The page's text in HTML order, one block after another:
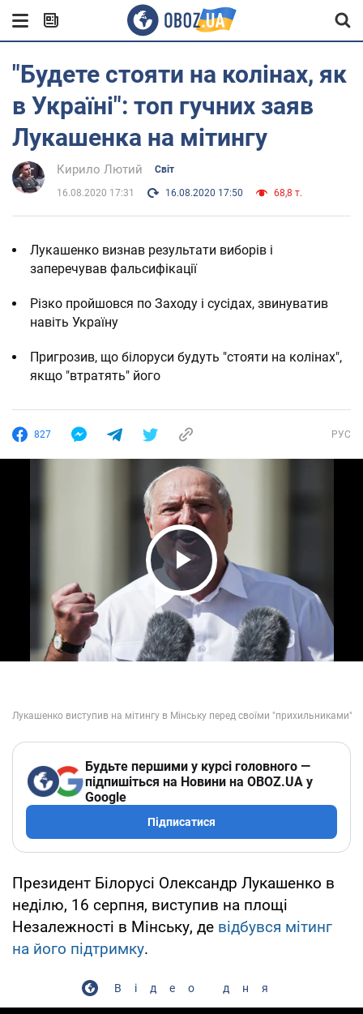
"Будете стояти на колінах, як
в Україні": топ гучних заяв
Лукашенка на мітингу
Кирило Лютий Світ
16.08.2020 17:31 16.08.2020 17:50 68,8 т.
Лукашенко визнав результати виборів і
заперечував фальсифікації
Різко пройшовся по Заходу і сусідах, звинуватив
навіть Україну
Пригрозив, що білоруси будуть "стояти на колінах",
якщо "втратять" його
827 РУС
Play Video
Будьте першими у курсі головного —
підпишіться на Новини на OBOZ.UA у
Google
Підписатися
Президент Білорусі Олександр Лукашенко в
неділю, 16 серпня, виступив на площі
Незалежності в Мінську, де відбувся мітинг
на його підтримку.
Відео дня